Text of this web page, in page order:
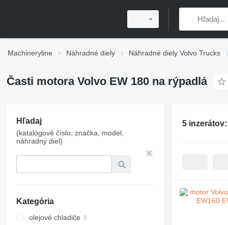
Machineryline Náhradné diely Náhradné diely Volvo Trucks
Časti motora Volvo EW 180 na rýpadlá
Hľadaj
(katalógové číslo, značka, model,
náhradný diel)
Kategória
olejové chladiče
5 inzerátov: